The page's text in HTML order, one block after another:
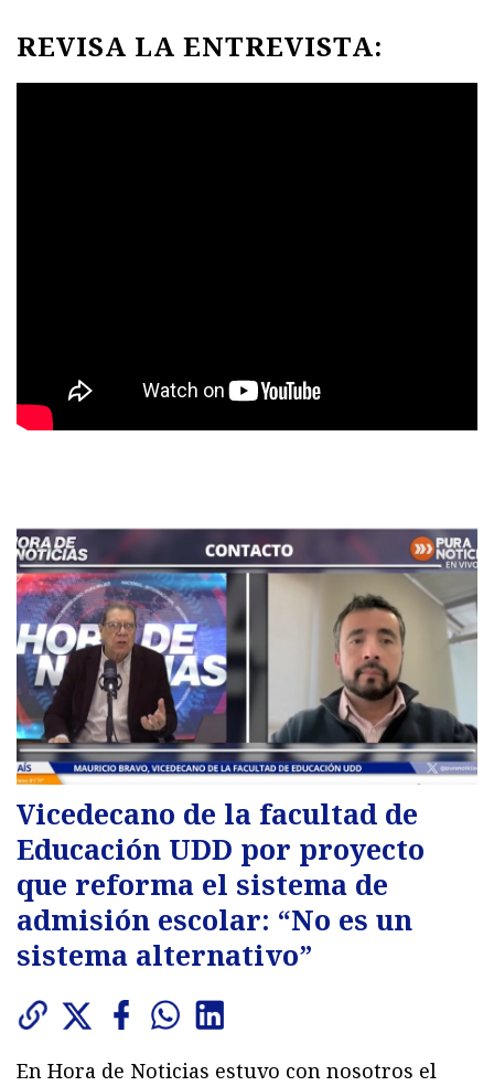
REVISA LA ENTREVISTA:
Vicedecano de la facultad de
Educación UDD por proyecto
que reforma el sistema de
admisión escolar: “No es un
sistema alternativo”
En Hora de Noticias estuvo con nosotros el